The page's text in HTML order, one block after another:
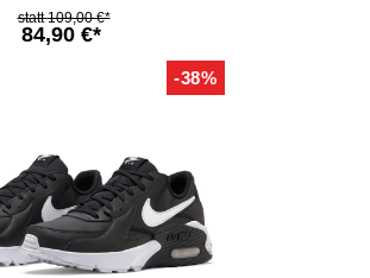
84,90 €*
109,00 €*
-38%